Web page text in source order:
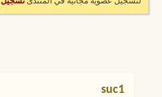
suc1